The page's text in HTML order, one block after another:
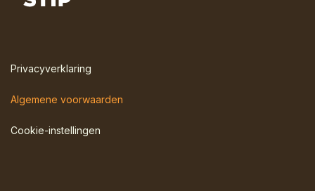
Privacyverklaring
Algemene voorwaarden
Cookie-instellingen